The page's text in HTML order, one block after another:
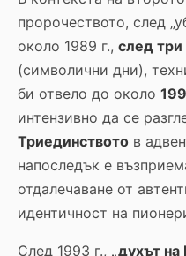
пророчеството, след
около 1989 г., след три
(символични дни),
би отвело до около
интензивно да се
Триединството в
напоследък е
отдалечаване от
идентичност на
След 1993 г., „духът